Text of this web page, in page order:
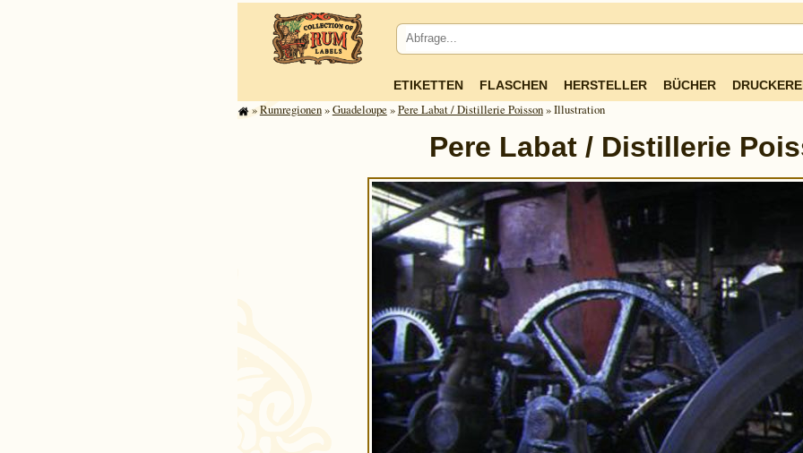
ETIKETTEN FLASCHEN HERSTELLER BÜCHER
»Rum­re­gi­o­nen»Gua­de­loupe »Pere Labat / Distillerie Poisson» Illustration
Pere Labat / Distillerie